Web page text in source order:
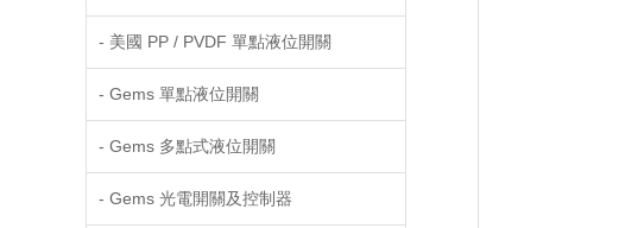
- 美國 PP / PVDF 單點液位開關
- Gems 單點液位開關
- Gems 多點式液位開關
- Gems 光電開關及控制器